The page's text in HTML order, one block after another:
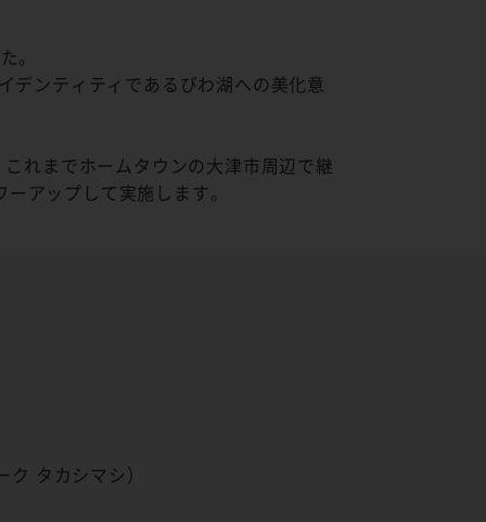
。
デンティティであるびわ湖への美化意
れまでホームタウンの大津市周辺で継
アップして実施します。
タカシマシ）